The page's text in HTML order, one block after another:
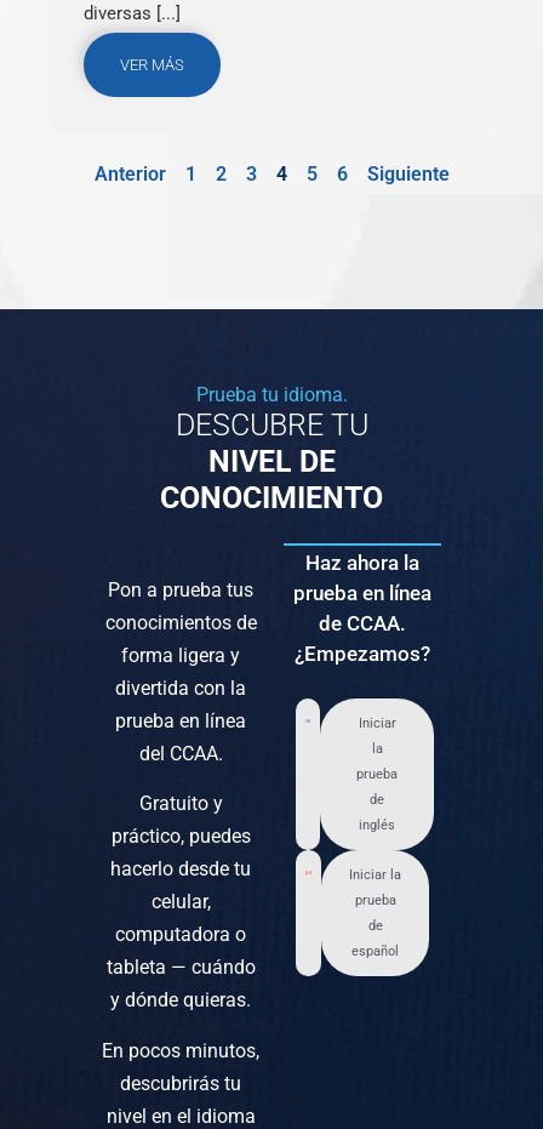
diversas [...]
VER MÁS
Anterior 1 2 3 4 5 6 Siguiente
Prueba tu idioma.
DESCUBRE TU
NIVEL DE
CONOCIMIENTO
Pon a prueba tus
conocimientos de
forma ligera y
divertida con la
prueba en línea
del CCAA.
Gratuito y
práctico, puedes
hacerlo desde tu
celular,
computadora o
tableta — cuándo
y dónde quieras.
En pocos minutos,
descubrirás tu
nivel en el idioma
Haz ahora la
prueba en línea
de CCAA.
¿Empezamos?
Iniciar
la
prueba
de
inglés
Iniciar la
prueba
de
español